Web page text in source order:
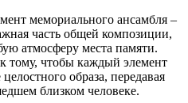
мемориального ансамбля –
часть общей композиции,
атмосферу места памяти.
тому, чтобы каждый элемент
образа, передавая
близком человеке.